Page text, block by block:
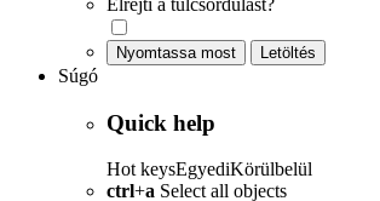
Nyomtassa most Letöltés
Súgó
Quick help
Hot keysEgyediKörülbelül
ctrl+a Select all objects